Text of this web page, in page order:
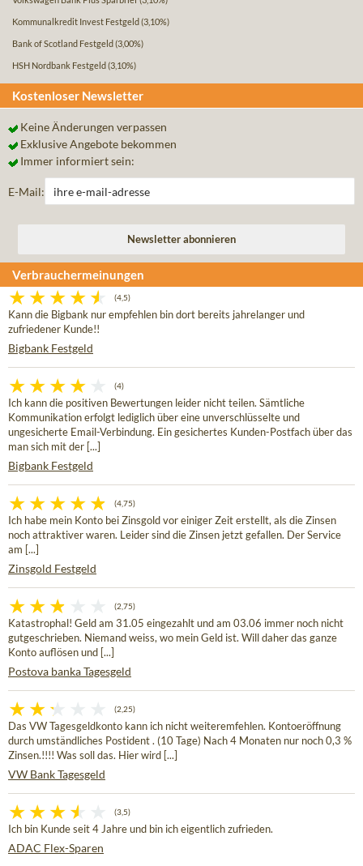
Kommunalkredit Invest Festgeld (3,10%)
Bank of Scotland Festgeld (3,00%)
HSH Nordbank Festgeld (3,10%)
Kostenloser Newsletter
Keine Änderungen verpassen
Exklusive Angebote bekommen
Immer informiert sein:
E-Mail:
Verbrauchermeinungen
(4,5)
Kann die Bigbank nur empfehlen bin dort bereits jahrelanger und
zufriedener Kunde!!
Bigbank Festgeld
(4)
Ich kann die positiven Bewertungen leider nicht teilen. Sämtliche
Kommunikation erfolgt lediglich über eine unverschlüsselte und
ungesicherte Email-Verbindung. Ein gesichertes Kunden-Postfach über das
man sich mit der [...]
Bigbank Festgeld
(4,75)
Ich habe mein Konto bei Zinsgold vor einiger Zeit erstellt, als die Zinsen
noch attraktiver waren. Leider sind die Zinsen jetzt gefallen. Der Service
am [...]
Zinsgold Festgeld
(2,75)
Katastrophal! Geld am 31.05 eingezahlt und am 03.06 immer noch nicht
gutgeschrieben. Niemand weiss, wo mein Geld ist. Will daher das ganze
Konto auflösen und [...]
Postova banka Tagesgeld
(2,25)
Das VW Tagesgeldkonto kann ich nicht weiteremfehlen. Kontoeröffnung
durch umständliches Postident . (10 Tage) Nach 4 Monaten nur noch 0,3 %
Zinsen.!!!! Was soll das. Hier wird [...]
VW Bank Tagesgeld
(3,5)
Ich bin Kunde seit 4 Jahre und bin ich eigentlich zufrieden.
ADAC Flex-Sparen